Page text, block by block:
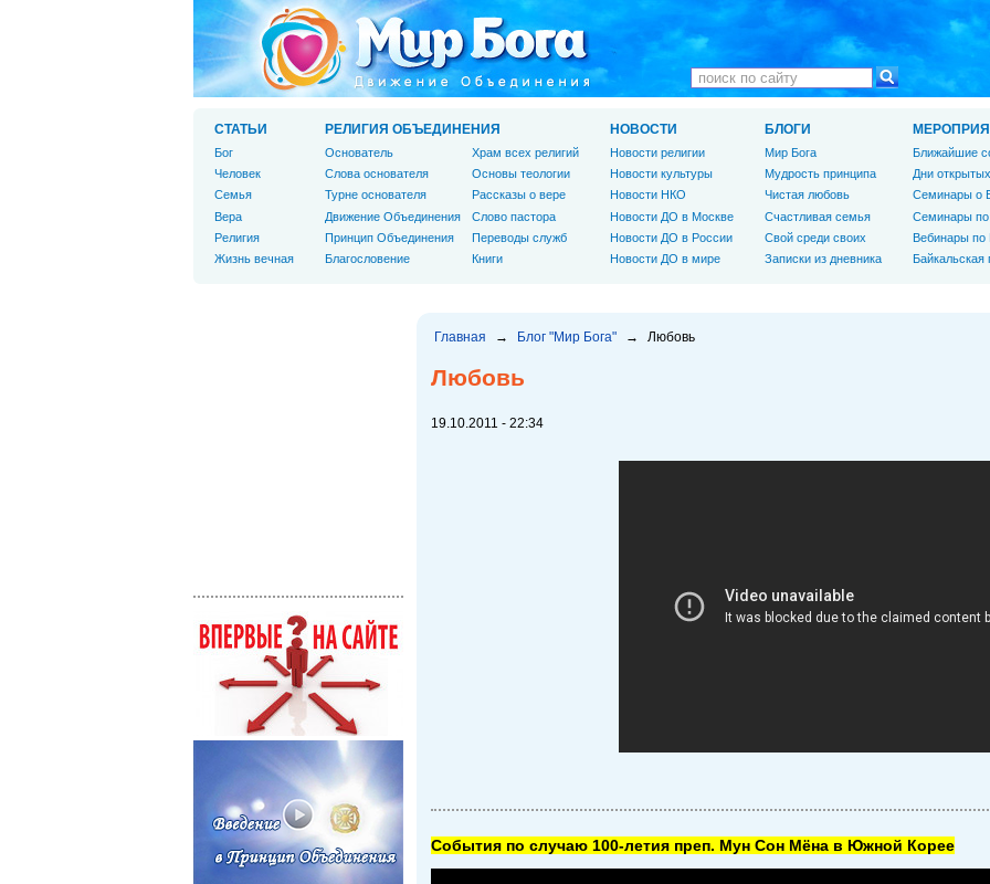
Главная → Блог "Мир Бога" → Любовь
Любовь
19.10.2011 - 22:34
Cобытия по случаю 100-летия преп. Мун Сон Мёна в Южной Корее
СТАТЬИ
Бог
Человек
Cемья
Вера
Религия
Жизнь вечная
РЕЛИГИЯ ОБЪЕДИНЕНИЯ
Основатель
Слова основателя
Турне основателя
Движение Объединения
Принцип Объединения
Благословение
Храм всех религий
Основы теологии
Рассказы о вере
Слово пастора
Переводы служб
Книги
НОВОСТИ
Новости религии
Новости культуры
Новости НКО
Новости ДО в Москве
Новости ДО в России
Новости ДО в мире
БЛОГИ
Мир Бога
Мудрость принципа
Чистая любовь
Счастливая семья
Свой среди своих
Записки из дневника
Ближайшие
Дни
Семинары о
Семинары
Вебинары по
Байкальская